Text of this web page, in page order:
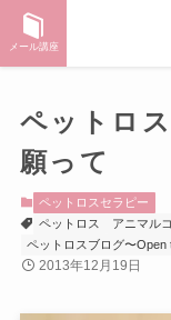
メール講座
ペットロ
願って
ペットロスセラピー
ペットロス
アニマル
ペットロスブログ〜Open
2013年12月19日